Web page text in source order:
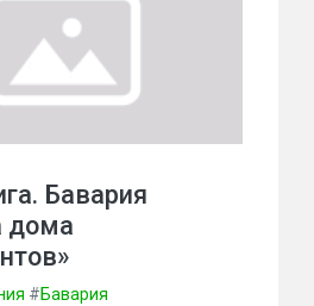
Бавария
дома
#Бавария